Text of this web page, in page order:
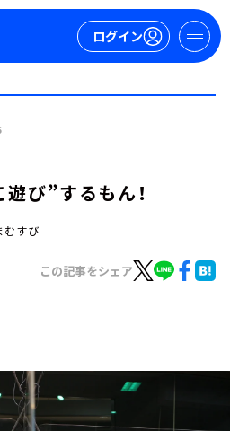
ログイン
び”するもん！
むすび
この記事をシェア